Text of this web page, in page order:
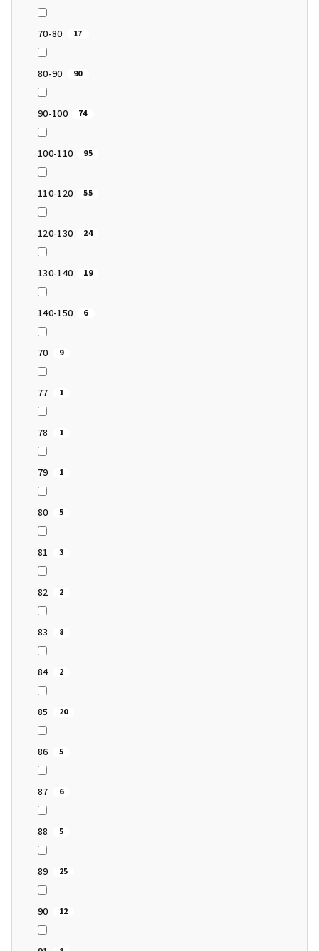
70-80 17
80-90 90
90-100 74
100-110 95
110-120 55
120-130 24
130-140 19
140-150 6
70 9
77 1
78 1
79 1
80 5
81 3
82 2
83 8
84 2
85 20
86 5
87 6
88 5
89 25
90 12